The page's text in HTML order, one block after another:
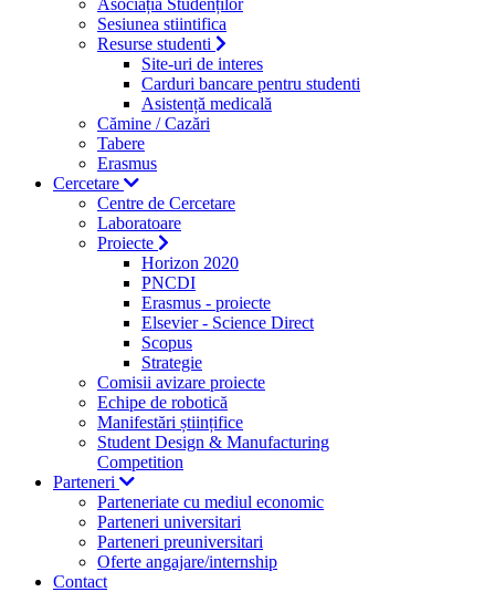
Asociația Studenților
Sesiunea stiintifica
Resurse studenti
Site-uri de interes
Carduri bancare pentru studenti
Asistență medicală
Cămine / Cazări
Tabere
Erasmus
Cercetare
Centre de Cercetare
Laboratoare
Proiecte
Horizon 2020
PNCDI
Erasmus - proiecte
Elsevier - Science Direct
Scopus
Strategie
Comisii avizare proiecte
Echipe de robotică
Manifestări științifice
Student Design & Manufacturing
Competition
Parteneri
Parteneriate cu mediul economic
Parteneri universitari
Parteneri preuniversitari
Oferte angajare/internship
Contact